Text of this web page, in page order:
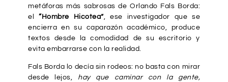
metáforas más sabrosas de Orlando Fals Borda:
el “Hombre Hicotea”, ese investigador que se
encierra en su caparazón académico, produce
textos desde la comodidad de su escritorio y
evita embarrarse con la realidad.
Fals Borda lo decía sin rodeos: no basta con mirar
desde lejos, hay que caminar con la gente,